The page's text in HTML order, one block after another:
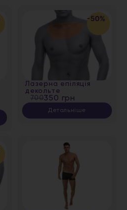
Лазерна епіляція
декольте
700350 грн
Детальніше
-50%